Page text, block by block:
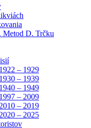
Metod D. Trčku
– 1929
– 1939
– 1949
– 2009
– 2019
– 2025